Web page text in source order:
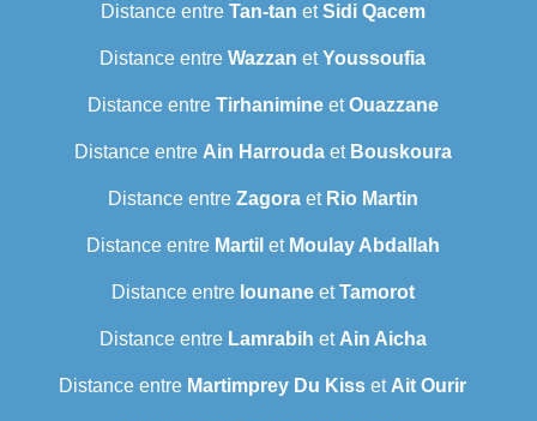
Distance entre Tan-tan etSidi Qacem
Distance entre Wazzan etYoussoufia
Distance entre TirhanimineetOuazzane
Distance entre Ain Harroudaet Bouskoura
Distance entre Zagoraet Rio Martin
Distance entre Martil et Moulay Abdallah
Distance entre IounaneetTamorot
Distance entre Lamrabih et Ain Aicha
Distance entre Martimprey Du Kiss et Ait Ourir